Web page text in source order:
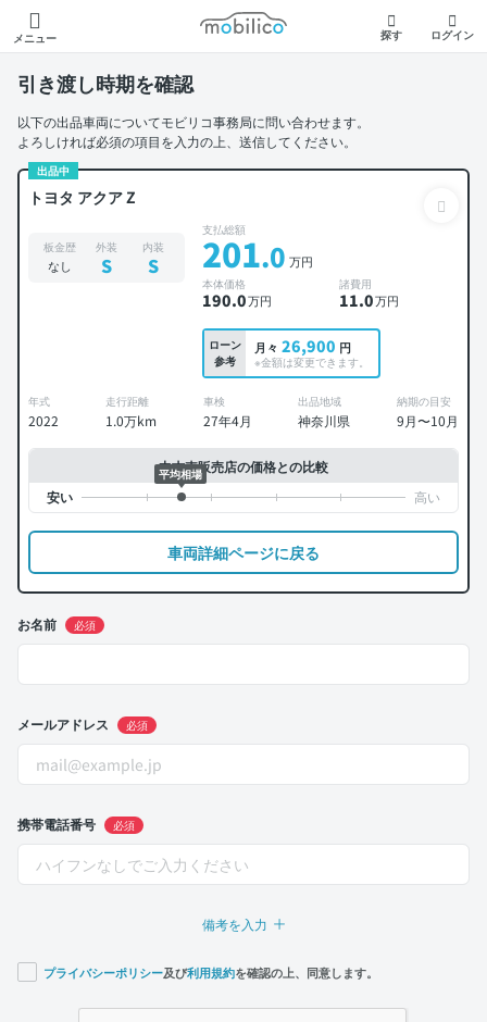
メニュー
モビリコ
探す ログイン
引き渡し時期を確認
以下の出品車両についてモビリコ事務局に問い合わせます。
よろしければ必須の項目を入力の上、送信してください。
出品中
トヨタ アクア Z
板金歴
なし
外装
S
内装
S
支払総額
201.0 万円
本体価格
190.0万円
諸費用
11.0万円
ローン
参考
月々 26,900 円
※金額は変更できます。
年式
2022
走行距離
1.0万km
車検
27年4月
出品地域
神奈川県
納期の目安
9月〜10月
中古車販売店の価格との比較
平均相場
車両詳細ページに戻る
お名前 必須
メールアドレス 必須
携帯電話番号 必須
備考を入力
プライバシーポリシー及び利用規約を確認の上、同意します。